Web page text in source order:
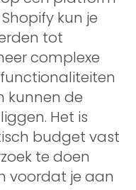
kun je
tot
complexe
kunnen de
Het is
budget vast
te doen
voordat je aan